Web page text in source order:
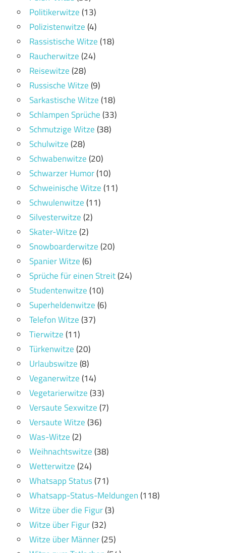
Politikerwitze(13)
Polizistenwitze(4)
Rassistische Witze(18)
Raucherwitze(24)
Reisewitze(28)
Russische Witze(9)
Sarkastische Witze(18)
Schlampen Sprüche(33)
Schmutzige Witze(38)
Schulwitze(28)
Schwabenwitze(20)
Schwarzer Humor(10)
Schweinische Witze(11)
Schwulenwitze(11)
Silvesterwitze(2)
Skater-Witze(2)
Snowboarderwitze(20)
Spanier Witze(6)
Sprüche für einen Streit(24)
Studentenwitze(10)
Superheldenwitze(6)
Telefon Witze(37)
Tierwitze(11)
Türkenwitze(20)
Urlaubswitze(8)
Veganerwitze(14)
Vegetarierwitze(33)
Versaute Sexwitze(7)
Versaute Witze(36)
Was-Witze(2)
Weihnachtswitze(38)
Wetterwitze(24)
Whatsapp Status(71)
Whatsapp-Status-Meldungen(118)
Witze über die Figur(3)
Witze über Figur(32)
Witze über Männer(25)